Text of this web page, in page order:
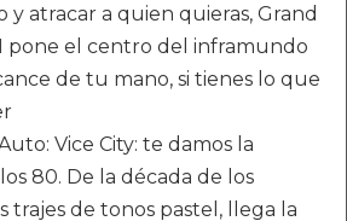
y atracar a quien quieras, Grand
pone el centro del inframundo
de tu mano, si tienes lo que
Vice City: te damos la
80. De la década de los
trajes de tonos pastel, llega la